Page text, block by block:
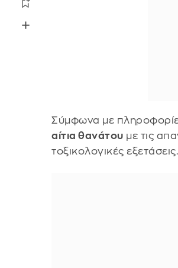
Σύμφωνα με
αίτια θανάτου με τις
τοξικολογικές εξετάσεις.